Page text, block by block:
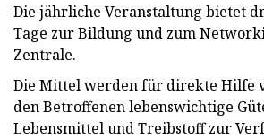
Die jährliche Veranstaltung bietet
Tage zur Bildung und zum
Zentrale.
Die Mittel werden für direkte Hilfe
den Betroffenen lebenswichtige
Lebensmittel und Treibstoff zur